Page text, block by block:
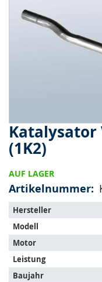
Katalysator
(1K2)
AUF LAGER
Artikelnummer
Der
Artikel
passt
auf
folgende
Fahrzeuge:
Hersteller
Modell
Motor
Leistung
Baujahr
springen
Zum
Anfang
der
springen